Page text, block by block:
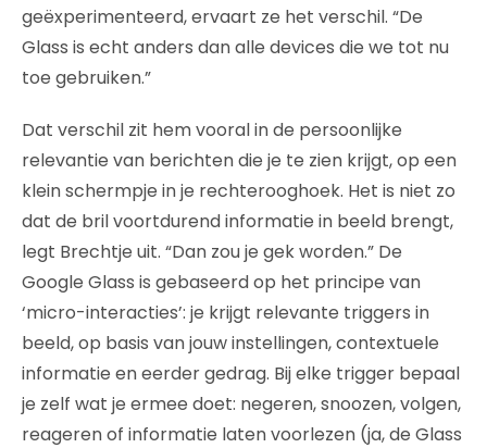
geëxperimenteerd, ervaart ze het verschil. “De
Glass is echt anders dan alle devices die we tot nu
toe gebruiken.”
Dat verschil zit hem vooral in de persoonlijke
relevantie van berichten die je te zien krijgt, op een
klein schermpje in je rechterooghoek. Het is niet zo
dat de bril voortdurend informatie in beeld brengt,
legt Brechtje uit. “Dan zou je gek worden.” De
Google Glass is gebaseerd op het principe van
‘micro-interacties’: je krijgt relevante triggers in
beeld, op basis van jouw instellingen, contextuele
informatie en eerder gedrag. Bij elke trigger bepaal
je zelf wat je ermee doet: negeren, snoozen, volgen,
reageren of informatie laten voorlezen (ja, de Glass